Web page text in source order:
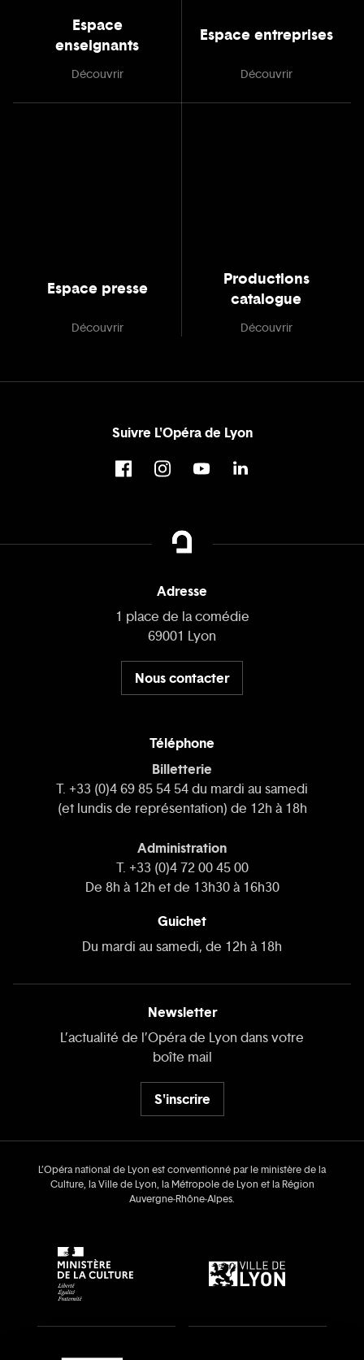
Espace
enseignants
Découvrir
Espace entreprises
Découvrir
Espace presse
Découvrir
Productions
catalogue
Découvrir
Suivre L'Opéra de Lyon
Adresse
1 place de la comédie
69001 Lyon
Nous contacter
Téléphone
Billetterie
T. +33 (0)4 69 85 54 54 du mardi au samedi
(et lundis de représentation) de 12h à 18h
Administration
T. +33 (0)4 72 00 45 00
De 8h à 12h et de 13h30 à 16h30
Guichet
Du mardi au samedi, de 12h à 18h
Newsletter
L’actualité de l’Opéra de Lyon dans votre
boîte mail
S'inscrire
L’Opéra national de Lyon est conventionné par le ministère de la
Culture, la Ville de Lyon, la Métropole de Lyon et la Région
Auvergne‑Rhône‑Alpes.